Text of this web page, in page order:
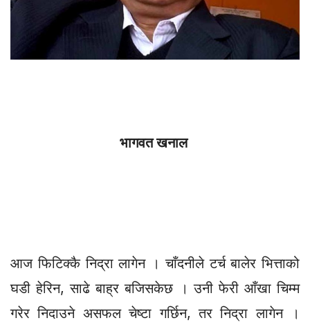
भागवत खनाल
आज फिटिक्कै निद्रा लागेन । चाँदनीले टर्च बालेर भित्ताको
घडी हेरिन, साढे बाह्र बजिसकेछ । उनी फेरी आँखा चिम्म
गरेर निदाउने असफल चेष्टा गर्छिन, तर निद्रा लागेन ।